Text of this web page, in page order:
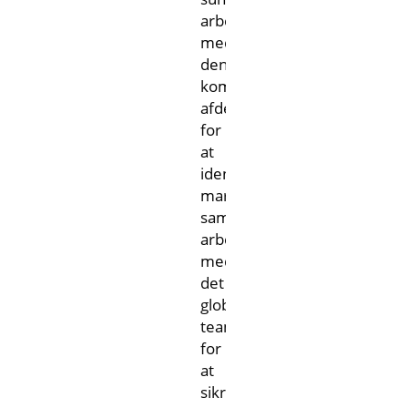
arbejde
med
den
kommercielle
afdeling
for
at
identificere
markedsmuligheder
samt
arbejde
med
det
globale
team
for
at
sikre